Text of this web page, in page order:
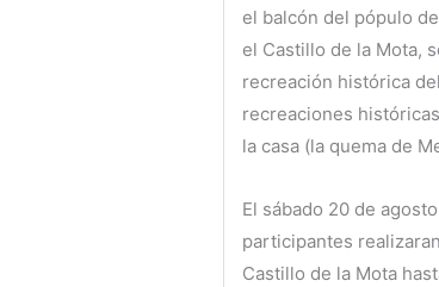
el balcón del pópulo
el Castillo de la Mota,
recreación histórica
recreaciones
la casa (la quema de
El sábado 20 de
participantes
Castillo de la Mota